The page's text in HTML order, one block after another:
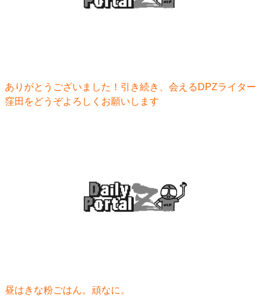
ありがとうございました！引き続き、会えるDPZライター
窪田をどうぞよろしくお願いします
昼はきな粉ごはん。頑なに。